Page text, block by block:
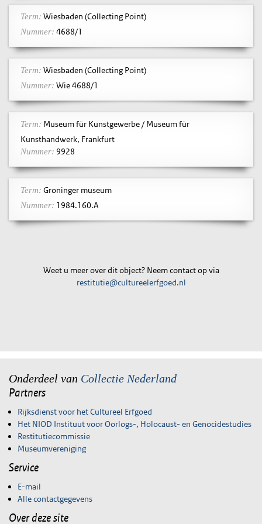
Term: Wiesbaden (Collecting Point)
Nummer: 4688/1
Term: Wiesbaden (Collecting Point)
Nummer: Wie 4688/1
Term: Museum für Kunstgewerbe / Museum für
Kunsthandwerk, Frankfurt
Nummer: 9928
Term: Groninger museum
Nummer: 1984.160.A
Weet u meer over dit object? Neem contact op via
restitutie@cultureelerfgoed.nl
Onderdeel van Collectie Nederland
Partners
Rijksdienst voor het Cultureel Erfgoed
Het NIOD Instituut voor Oorlogs-, Holocaust- en Genocidestudies
Restitutiecommissie
Museumvereniging
Service
E-mail
Alle contactgegevens
Over deze site